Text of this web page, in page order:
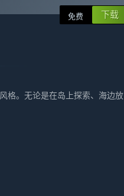
免费 下载
格。无论是在岛上探索、海边放